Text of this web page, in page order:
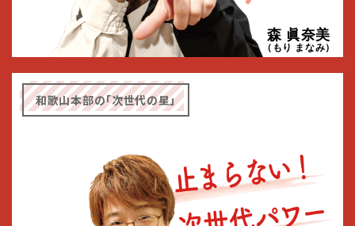
森 眞奈美
（もり まなみ）
和歌山本部の「次世代の星」